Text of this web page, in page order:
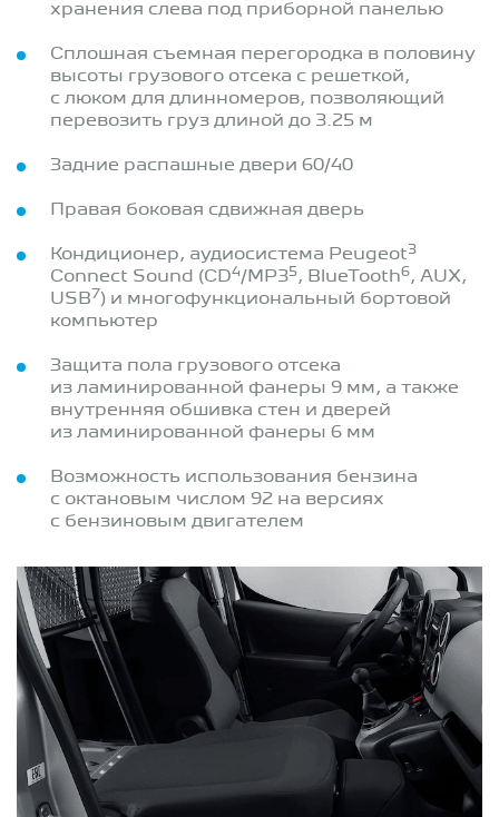
хранения слева под приборной панелью
Сплошная съемная перегородка в половину
высоты грузового отсека с решeткой,
с люком для длинномеров, позволяющий
перевозить груз длиной до 3.25 м
Задние распашные двери 60/40
Правая боковая сдвижная дверь
Кондиционер, аудиосистема Peugeot 3
Connect Sound (CD4 /MP35 , BlueTooth6 , AUX,
USB 7 ) и многофункциональный бортовой
компьютер
Защита пола грузового отсека
из ламинированной фанеры 9 мм, а также
внутренняя обшивка стен и дверей
из ламинированной фанеры 6 мм
Возможность использования бензина
с октановым числом 92 на версиях
с бензиновым двигателем